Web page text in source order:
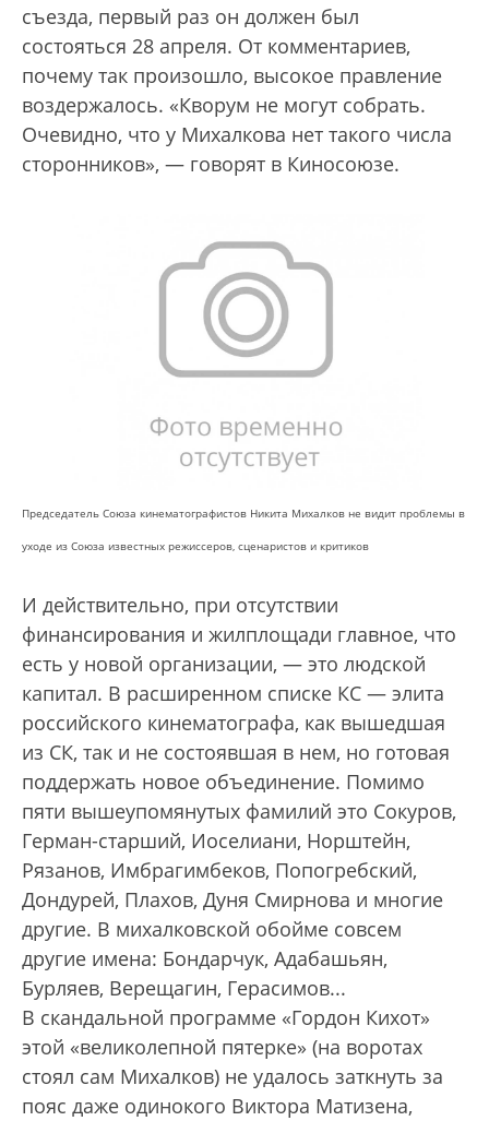
съезда, первый раз он должен был
состояться 28 апреля. От комментариев,
почему так произошло, высокое правление
воздержалось. «Кворум не могут собрать.
Очевидно, что у Михалкова нет такого числа
сторонников», — говорят в Киносоюзе.
Председатель Союза кинематографистов Никита Михалков не видит проблемы в
уходе из Союза известных режиссеров, сценаристов и критиков
И действительно, при отсутствии
финансирования и жилплощади главное, что
есть у новой организации, — это людской
капитал. В расширенном списке КС — элита
российского кинематографа, как вышедшая
из СК, так и не состоявшая в нем, но готовая
поддержать новое объединение. Помимо
пяти вышеупомянутых фамилий это Сокуров,
Герман-старший, Иоселиани, Норштейн,
Рязанов, Имбрагимбеков, Попогребский,
Дондурей, Плахов, Дуня Смирнова и многие
другие. В михалковской обойме совсем
другие имена: Бондарчук, Адабашьян,
Бурляев, Верещагин, Герасимов...
В скандальной программе «Гордон Кихот»
этой «великолепной пятерке» (на воротах
стоял сам Михалков) не удалось заткнуть за
пояс даже одинокого Виктора Матизена,